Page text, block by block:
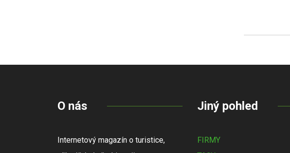
O nás
Internetový magazín o turistice,
Jiný pohled
FIRMY